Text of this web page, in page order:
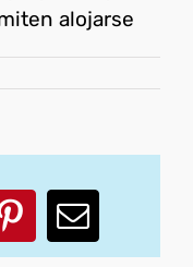
alojarse
PinterestCorreo